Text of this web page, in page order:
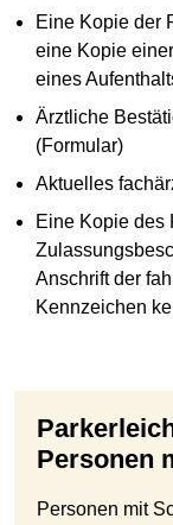
Eine Kopie der
eine Kopie
eines
Ärztliche
(Formular)
Aktuelles
Eine Kopie des
Anschrift der
Kennzeichen
Parkerleichterungskarte für
Personen
Personen mit